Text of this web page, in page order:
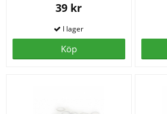
39 kr
Köp